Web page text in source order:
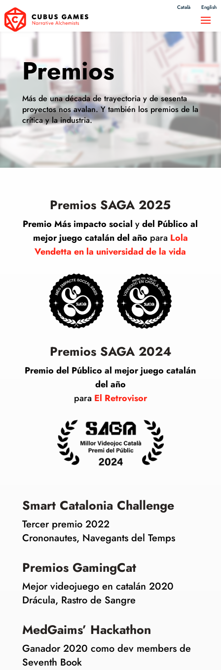
Català English
Premios
Más de una década de trayectoria y de sesenta
proyectos nos avalan. Y también los premios de la
crítica y la industria.
Premios SAGA 2025
Premio Más impacto social ydel Público al
mejor juego catalán del año para Lola
Vendetta en la universidad de la vida
Premios SAGA 2024
Premio del Público al mejor juego catalán
del año
para El Retrovisor
Smart Catalonia Challenge
Tercer premio 2022
Crononautes, Navegants del Temps
Premios GamingCat
Mejor videojuego en catalán 2020
Drácula, Rastro de Sangre
MedGaims’ Hackathon
Ganador 2020 como dev members de
Seventh Book